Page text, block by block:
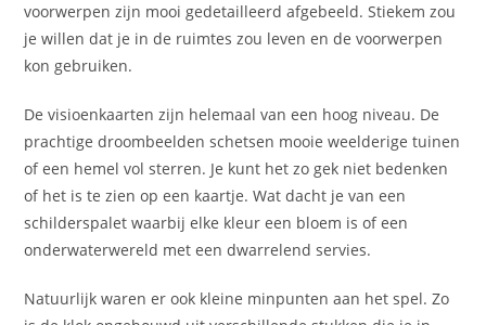
voorwerpen zijn mooi gedetailleerd afgebeeld. Stiekem zou
je willen dat je in de ruimtes zou leven en de voorwerpen
kon gebruiken.
De visioenkaarten zijn helemaal van een hoog niveau. De
prachtige droombeelden schetsen mooie weelderige tuinen
of een hemel vol sterren. Je kunt het zo gek niet bedenken
of het is te zien op een kaartje. Wat dacht je van een
schilderspalet waarbij elke kleur een bloem is of een
onderwaterwereld met een dwarrelend servies.
Natuurlijk waren er ook kleine minpunten aan het spel. Zo